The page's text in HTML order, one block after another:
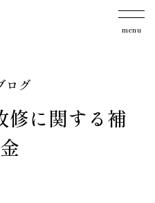
menu
ログ
修に関する補